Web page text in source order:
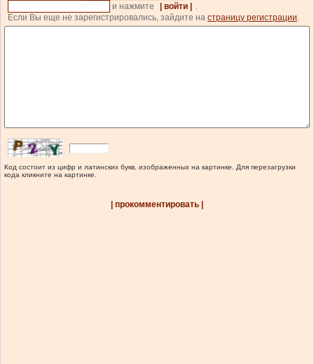
и нажмите
| войти |
.
Если Вы еще не зарегистрировались, зайдите на страницу регистрации.
Код состоит из цифр и латинских букв, изображенных на картинке. Для перезагрузки
кода кликните на картинке.
| прокомментировать |